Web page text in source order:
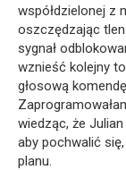
współdzielonej z
oszczędzając
sygnał
wznieść kolejny
głosową
wiedząc, że
aby pochwalić
planu.